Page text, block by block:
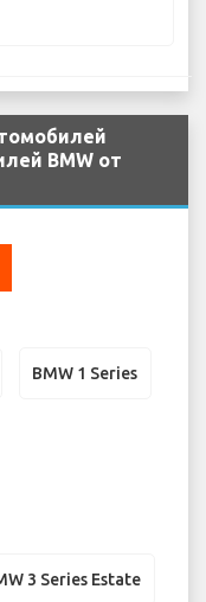
BMW от
BMW 1 Series
3 Series Estate